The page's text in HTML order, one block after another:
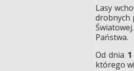
Lasy
drobnych
Państwa.
Od dnia
którego